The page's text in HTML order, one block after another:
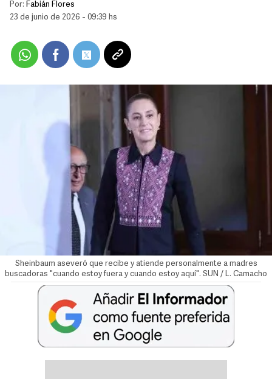
Por: Fabián Flores
23 de junio de 2026 - 09:39 hs
Sheinbaum aseveró que recibe y atiende personalmente a madres
buscadoras "cuando estoy fuera y cuando estoy aquí". SUN / L. Camacho